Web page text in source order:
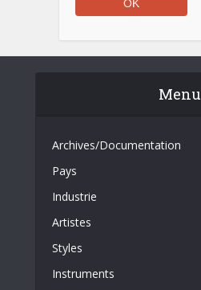
Menu
Archives/Documentation
Pays
Industrie
Artistes
Styles
Instruments